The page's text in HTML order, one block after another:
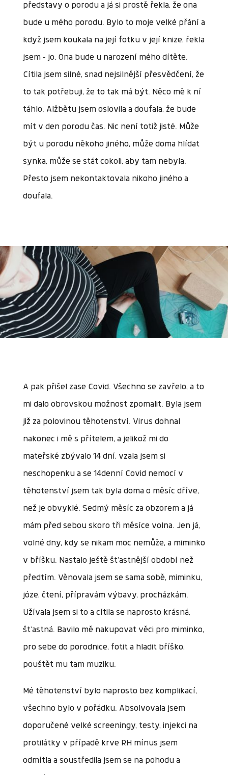
představy o porodu a já si prostě řekla, že ona
bude u mého porodu. Bylo to moje velké přání a
když jsem koukala na její fotku v její knize, řekla
jsem – jo. Ona bude u narození mého dítěte.
Cítila jsem silné, snad nejsilnější přesvědčení, že
to tak potřebuji, že to tak má být. Něco mě k ní
táhlo. Alžbětu jsem oslovila a doufala, že bude
mít v den porodu čas. Nic není totiž jisté. Může
být u porodu někoho jiného, může doma hlídat
synka, může se stát cokoli, aby tam nebyla.
Přesto jsem nekontaktovala nikoho jiného a
doufala.
A pak přišel zase Covid. Všechno se zavřelo, a to
mi dalo obrovskou možnost zpomalit. Byla jsem
již za polovinou těhotenství. Virus dohnal
nakonec i mě s přítelem, a jelikož mi do
mateřské zbývalo 14 dní, vzala jsem si
neschopenku a se 14denní Covid nemocí v
těhotenství jsem tak byla doma o měsíc dříve,
než je obvyklé. Sedmý měsíc za obzorem a já
mám před sebou skoro tři měsíce volna. Jen já,
volné dny, kdy se nikam moc nemůže, a miminko
v bříšku. Nastalo ještě šťastnější období než
předtím. Věnovala jsem se sama sobě, miminku,
józe, čtení, přípravám výbavy, procházkám.
Užívala jsem si to a cítila se naprosto krásná,
šťastná. Bavilo mě nakupovat věci pro miminko,
pro sebe do porodnice, fotit a hladit bříško,
pouštět mu tam muziku.
Mé těhotenství bylo naprosto bez komplikací,
všechno bylo v pořádku. Absolvovala jsem
doporučené velké screeningy, testy, injekci na
protilátky v případě krve RH mínus jsem
odmítla a soustředila jsem se na pohodu a